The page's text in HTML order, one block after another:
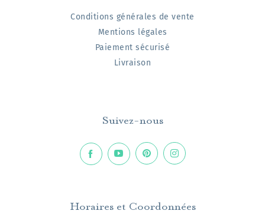
Conditions générales de vente
Mentions légales
Paiement sécurisé
Livraison
Suivez-nous
Horaires et Coordonnées